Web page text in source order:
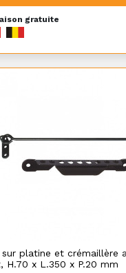
gratuite
platine et crémaillère
H.70 x L.350 x P.20 mm